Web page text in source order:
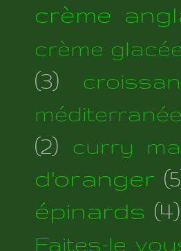
crème
crème
(3)
(2)
curry
d'oranger
épinards (4)
Faites-le